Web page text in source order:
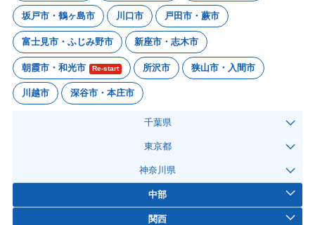
坂戸市・鶴ヶ島市 川口市 戸田市・蕨市
富士見市・ふじみ野市 新座市・志木市
朝霞市・和光市 Re-start 所沢市 狭山市・入間市
川越市 深谷市・本庄市
千葉県
東京都
神奈川県
中部
関西